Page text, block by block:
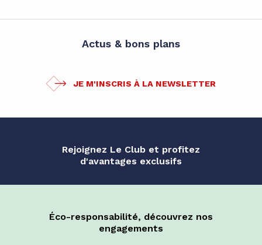
Actus & bons plans
JE M'INSCRIS À LA NEWSLETTER
Rejoignez Le Club et profitez
d'avantages exclusifs
Éco-responsabilité, découvrez nos
engagements